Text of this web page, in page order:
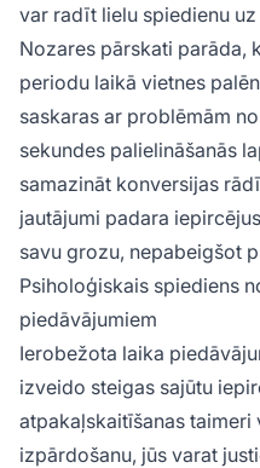
var radīt lielu spiedienu
Nozares pārskati parāda,
periodu laikā vietnes
saskaras ar problēmām
sekundes palielināšanās
samazināt konversijas
jautājumi padara
savu grozu, nepabeigšot
Psiholoģiskais spiediens
piedāvājumiem
Ierobežota laika
izveido steigas sajūtu
atpakaļskaitīšanas
izpārdošanu, jūs varat